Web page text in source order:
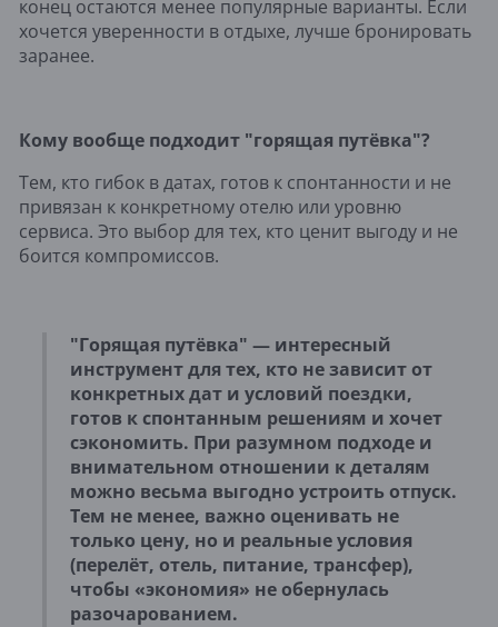
конец остаются менее популярные варианты. Если
хочется уверенности в отдыхе, лучше бронировать
заранее.
Кому вообще подходит "горящая путёвка"?
Тем, кто гибок в датах, готов к спонтанности и не
привязан к конкретному отелю или уровню
сервиса. Это выбор для тех, кто ценит выгоду и не
боится компромиссов.
"Горящая путёвка" — интересный
инструмент для тех, кто не зависит от
конкретных дат и условий поездки,
готов к спонтанным решениям и хочет
сэкономить. При разумном подходе и
внимательном отношении к деталям
можно весьма выгодно устроить отпуск.
Тем не менее, важно оценивать не
только цену, но и реальные условия
(перелёт, отель, питание, трансфер),
чтобы «экономия» не обернулась
разочарованием.